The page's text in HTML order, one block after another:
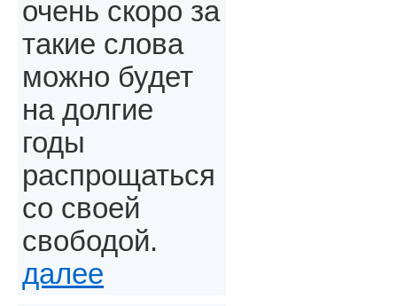
очень скоро за
такие слова
можно будет
на долгие
годы
распрощаться
со своей
свободой.
далее